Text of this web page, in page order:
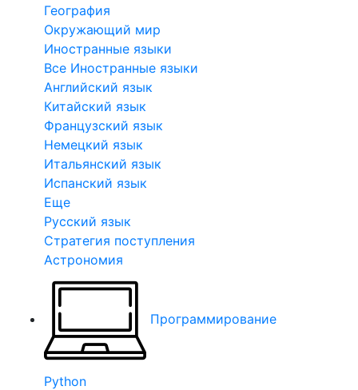
География
Окружающий мир
Иностранные языки
Все Иностранные языки
Английский язык
Китайский язык
Французский язык
Немецкий язык
Итальянский язык
Испанский язык
Еще
Русский язык
Стратегия поступления
Астрономия
Программирование
Python